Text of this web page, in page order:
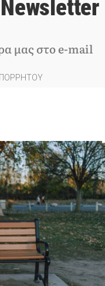
μας στο e-mail